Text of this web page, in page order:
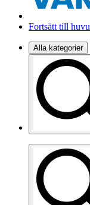
Fortsätt till
Alla kategorier